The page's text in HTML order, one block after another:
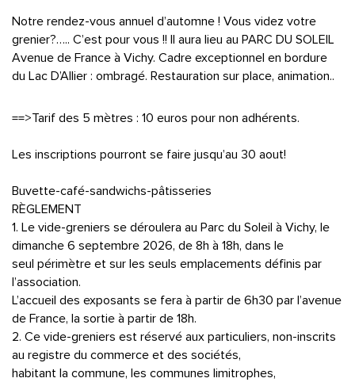
Notre rendez-vous annuel d’automne ! Vous videz votre
grenier?….. C’est pour vous !! Il aura lieu au PARC DU SOLEIL
Avenue de France à Vichy. Cadre exceptionnel en bordure
du Lac D’Allier : ombragé. Restauration sur place, animation..
==>Tarif des 5 mètres : 10 euros pour non adhérents.
Les inscriptions pourront se faire jusqu’au 30 aout!
Buvette-café-sandwichs-pâtisseries
RÈGLEMENT
1. Le vide-greniers se déroulera au Parc du Soleil à Vichy, le
dimanche 6 septembre 2026, de 8h à 18h, dans le
seul périmètre et sur les seuls emplacements définis par
l’association.
L’accueil des exposants se fera à partir de 6h30 par l’avenue
de France, la sortie à partir de 18h.
2. Ce vide-greniers est réservé aux particuliers, non-inscrits
au registre du commerce et des sociétés,
habitant la commune, les communes limitrophes,